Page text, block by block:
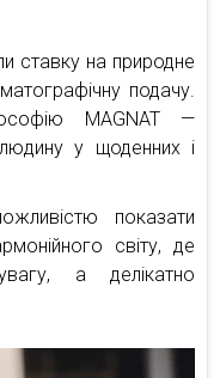
ставку на природне
подачу.
MAGNAT —
у щоденних і
показати
світу, де
а делікатно